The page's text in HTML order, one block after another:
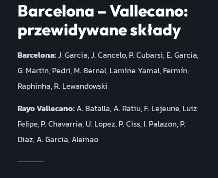
Barcelona – Vallecano:
przewidywane składy
Barcelona:J. Garcia, J. Cancelo, P. Cubarsi, E. Garcia,
G. Martin, Pedri, M. Bernal, Lamine Yamal, Fermín,
Raphinha, R. Lewandowski
Rayo Vallecano:A. Batalla, A. Ratiu, F. Lejeune, Luiz
Felipe, P. Chavarria, U. Lopez, P. Ciss, I. Palazon, P.
Diaz, A. Garcia, Alemao